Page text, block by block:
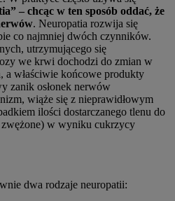
– chcąc w ten sposób oddać, że
. Neuropatia rozwija się
co najmniej dwóch czynników.
utrzymującego się
we krwi dochodzi do zmian w
właściwie końcowe produkty
zanik osłonek nerwów
wiąże się z nieprawidłowym
ilości dostarczanego tlenu do
w wyniku cukrzycy
dwa rodzaje neuropatii: